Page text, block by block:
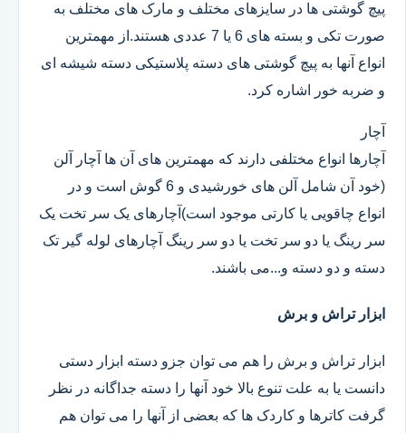
پیچ گوشتی ها در سایزهای مختلف و مارک های مختلف به
صورت تکی و بسته های 6 یا 7 عددی هستند.از مهمترین
انواع آنها به پیچ گوشتی های دسته پلاستیکی دسته شیشه ای
و ضربه خور اشاره کرد.
آچار
آچارها انواع مختلفی دارند که مهمترین های آن ها آچار آلن
(خود آن شامل آلن های خورشیدی و 6 گوش است و در
انواع چاقویی یا کارتی موجود است)آچارهای یک سر تخت یک
سر رینگ یا دو سر تخت یا دو سر رینگ آچارهای لوله گیر تک
دسته و دو دسته و...می باشند.
ابزار تراش و برش
ابزار تراش و برش را هم می توان جزو دسته ابزار دستی
دانست یا به علت تنوع بالا خود آنها را دسته جداگانه در نظر
گرفت کاترها و کاردک ها که بعضی از آنها را می توان هم